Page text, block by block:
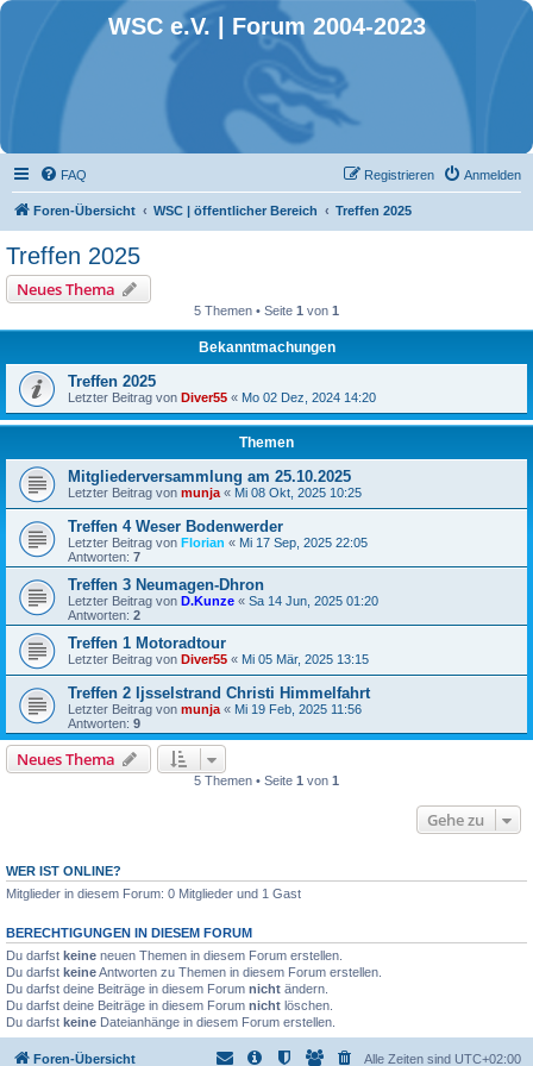
WSC e.V. | Forum 2004-2023
FAQ Anmelden
Registrieren
Foren-Übersicht WSC | öffentlicher Bereich Treffen 2025
Treffen 2025
Neues Thema
5 Themen • Seite 1 von 1
Bekanntmachungen
Treffen 2025
Letzter Beitrag von Diver55 « Mo 02 Dez, 2024 14:20
Themen
Mitgliederversammlung am 25.10.2025
Letzter Beitrag von munja « Mi 08 Okt, 2025 10:25
Treffen 4 Weser Bodenwerder
Letzter Beitrag von Florian « Mi 17 Sep, 2025 22:05
Antworten: 7
Treffen 3 Neumagen-Dhron
Letzter Beitrag von D.Kunze « Sa 14 Jun, 2025 01:20
Antworten: 2
Treffen 1 Motoradtour
Letzter Beitrag von Diver55 « Mi 05 Mär, 2025 13:15
Treffen 2 Ijsselstrand Christi Himmelfahrt
Letzter Beitrag von munja « Mi 19 Feb, 2025 11:56
Antworten: 9
Neues Thema
5 Themen • Seite 1 von 1
Gehe zu
WER IST ONLINE?
Mitglieder in diesem Forum: 0 Mitglieder und 1 Gast
BERECHTIGUNGEN IN DIESEM FORUM
Du darfst keine neuen Themen in diesem Forum erstellen.
Du darfst keineAntworten zu Themen in diesem Forum erstellen.
Du darfst deine Beiträge in diesem Forum nicht ändern.
Du darfst deine Beiträge in diesem Forum nicht löschen.
Du darfst keine Dateianhänge in diesem Forum erstellen.
Foren-Übersicht Alle Zeiten sind UTC+02:00